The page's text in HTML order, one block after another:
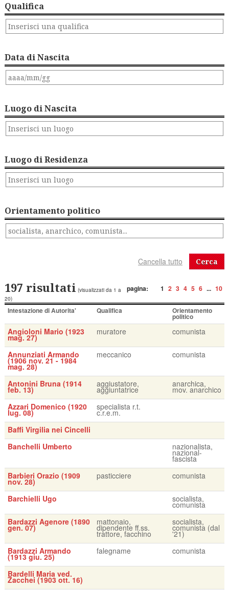
Qualifica
Data di Nascita
Luogo di Nascita
Luogo di Residenza
Orientamento politico
Cerca
pagina: 1 2 3 4 5 6 ... 10
197 risultati (visualizzati da 1 a
20)
Intestazione di Autorita' Qualifica Orientamento
politico
Angioloni Mario (1923
mag. 27)
muratore comunista
Annunziati Armando
(1906 nov. 21 - 1984
mag. 28)
meccanico comunista
Antonini Bruna (1914
feb. 13)
aggiustatore,
aggiuntatrice
anarchica,
mov. anarchico
Azzari Domenico (1920
lug. 08)
specialista r.t.
c.r.e.m.
Baffi Virgilia nei Cincelli
Banchelli Umberto
nazionalista,
nazional-
fascista
Barbieri Orazio (1909
nov. 28)
pasticciere comunista
Barchielli Ugo socialista,
comunista
Bardazzi Agenore (1890
gen. 07)
mattonaio,
dipendente ff.ss.
trattore, facchino
socialista,
comunista (dal
'21)
Bardazzi Armando
(1913 giu. 25)
falegname comunista
Bardelli Maria ved.
Zacchei (1903 ott. 16)